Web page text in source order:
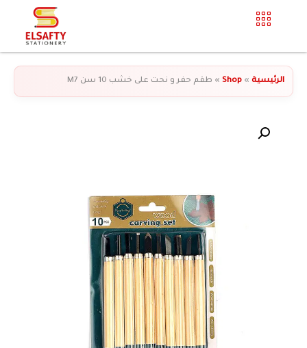
الرئيسية »
Shop
» طقم حفر و نحت على خشب 10 سن M7